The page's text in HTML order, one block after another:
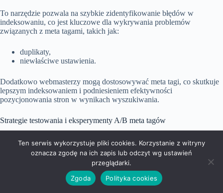
To narzędzie pozwala na szybkie zidentyfikowanie błędów w
indeksowaniu, co jest kluczowe dla wykrywania problemów
związanych z meta tagami, takich jak:
duplikaty,
niewłaściwe ustawienia.
Dodatkowo webmasterzy mogą dostosowywać meta tagi, co skutkuje
lepszym indeksowaniem i podniesieniem efektywności
pozycjonowania stron w wynikach wyszukiwania.
Strategie testowania i eksperymenty A/B meta tagów
eksperymentów A/B, które koncentrują się na porównywaniu różnych
wariantówmeta titleorazdescription. Tego typu działania mogą
współczynnik klikalności (CTR)
konwersje
. Kluczowym aspektem jest odpowiednie dobranie
długości tagów, doboru słów kluczowych oraz wzbogacenie ich o
Ten serwis wykorzystuje pliki cookies. Korzystanie z witryny
oznacza zgodę na ich zapis lub odczyt wg ustawień
przeglądarki.
Zgoda
Polityka cookies